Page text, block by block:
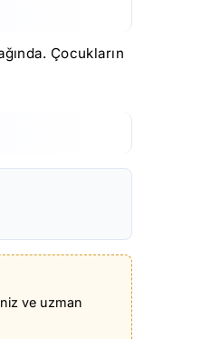
Çocukların
ve uzman